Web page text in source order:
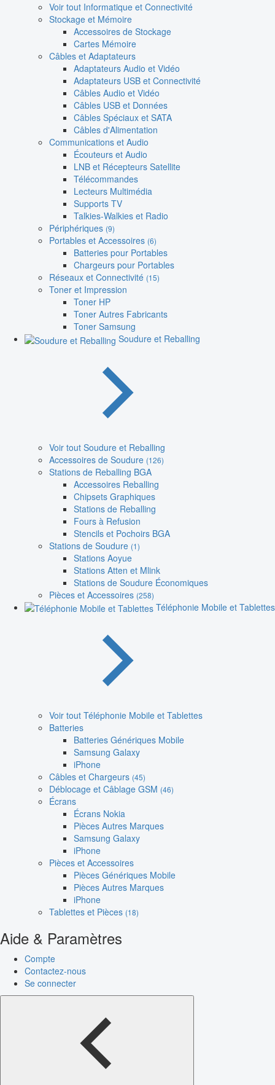
Voir tout Informatique et Connectivité
Stockage et Mémoire
Accessoires de Stockage
Cartes Mémoire
Câbles et Adaptateurs
Adaptateurs Audio et Vidéo
Adaptateurs USB et Connectivité
Câbles Audio et Vidéo
Câbles USB et Données
Câbles Spéciaux et SATA
Câbles d'Alimentation
Communications et Audio
Écouteurs et Audio
LNB et Récepteurs Satellite
Télécommandes
Lecteurs Multimédia
Supports TV
Talkies-Walkies et Radio
Périphériques (9)
Portables et Accessoires (6)
Batteries pour Portables
Chargeurs pour Portables
Réseaux et Connectivité (15)
Toner et Impression
Toner HP
Toner Autres Fabricants
Toner Samsung
Soudure et Reballing
Voir tout Soudure et Reballing
Accessoires de Soudure (126)
Stations de Reballing BGA
Accessoires Reballing
Chipsets Graphiques
Stations de Reballing
Fours à Refusion
Stencils et Pochoirs BGA
Stations de Soudure (1)
Stations Aoyue
Stations Atten et Mlink
Stations de Soudure Économiques
Pièces et Accessoires (258)
Téléphonie Mobile et Tablettes
Voir tout Téléphonie Mobile et Tablettes
Batteries
Batteries Génériques Mobile
Samsung Galaxy
iPhone
Câbles et Chargeurs (45)
Déblocage et Câblage GSM (46)
Écrans
Écrans Nokia
Pièces Autres Marques
Samsung Galaxy
iPhone
Pièces et Accessoires
Pièces Génériques Mobile
Pièces Autres Marques
iPhone
Tablettes et Pièces (18)
Aide & Paramètres
Compte
Contactez-nous
Se connecter